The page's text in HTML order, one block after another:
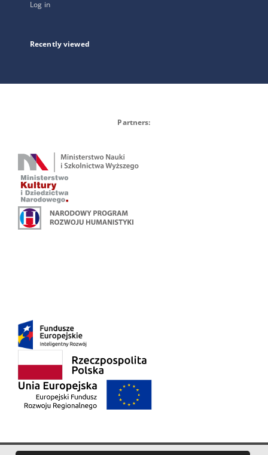
Log in
Recently viewed
Partners: